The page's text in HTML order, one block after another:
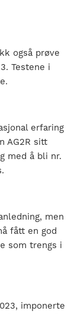
også prøve
Testene i
erfaring
AG2R sitt
med å bli nr.
men
fått en god
som trengs i
imponerte